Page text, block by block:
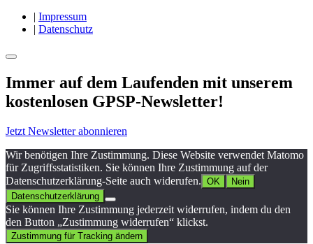
| Impressum
| Datenschutz
Immer auf dem Laufenden mit unserem
kostenlosen GPSP-Newsletter!
Jetzt Newsletter abonnieren
Wir benötigen Ihre Zustimmung. Diese Website verwendet Matomo
für Zugriffsstatistiken. Sie können Ihre Zustimmung auf der
Datenschutzerklärung-Seite auch widerufen. OK
Nein
Datenschutzerklärung
Sie können Ihre Zustimmung jederzeit widerrufen, indem du den
den Button „Zustimmung widerrufen“ klickst.
Zustimmung für Tracking ändern